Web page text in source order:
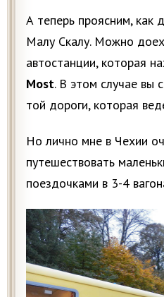
А теперь проясним, как
Малу Скалу. Можно
автостанции, которая
Most. В этом случае вы
той дороги, которая
Но лично мне в Чехии
путешествовать
поездочками в 3-4